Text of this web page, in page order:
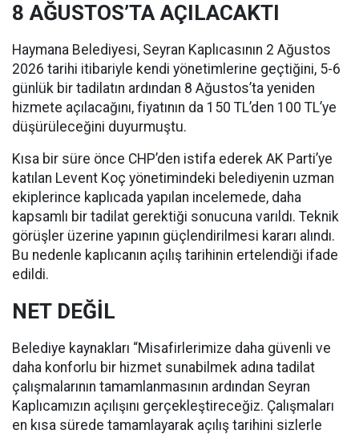
8 AĞUSTOS’TA AÇILACAKTI
Haymana Belediyesi, Seyran Kaplıcasının 2 Ağustos
2026 tarihi itibariyle kendi yönetimlerine geçtiğini, 5-6
günlük bir tadilatın ardından 8 Ağustos’ta yeniden
hizmete açılacağını, fiyatının da 150 TL’den 100 TL’ye
düşürüleceğini duyurmuştu.
Kısa bir süre önce CHP’den istifa ederek AK Parti’ye
katılan Levent Koç yönetimindeki belediyenin uzman
ekiplerince kaplıcada yapılan incelemede, daha
kapsamlı bir tadilat gerektiği sonucuna varıldı. Teknik
görüşler üzerine yapının güçlendirilmesi kararı alındı.
Bu nedenle kaplıcanın açılış tarihinin ertelendiği ifade
edildi.
NET DEĞİL
Belediye kaynakları “Misafirlerimize daha güvenli ve
daha konforlu bir hizmet sunabilmek adına tadilat
çalışmalarının tamamlanmasının ardından Seyran
Kaplıcamızın açılışını gerçekleştireceğiz. Çalışmaları
en kısa sürede tamamlayarak açılış tarihini sizlerle